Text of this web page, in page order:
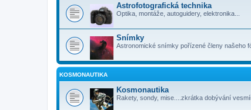
Astrofotografická technika
Optika, montáže, autoguidery, elektronika...
Snímky
Astronomické snímky pořízené členy našeho
KOSMONAUTIKA
Kosmonautika
Rakety, sondy, mise....zkrátka dobývání